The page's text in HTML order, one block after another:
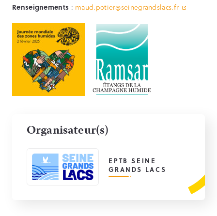
Renseignements : maud.potier@seinegrandslacs.fr
Organisateur(s)
EPTB SEINE
GRANDS LACS